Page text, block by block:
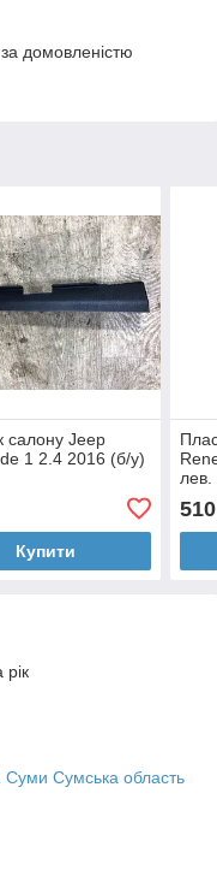
домовленістю
салону Jeep
1 2.4 2016 (б/у)
Купити
лев.
510
рік
Суми Сумська область